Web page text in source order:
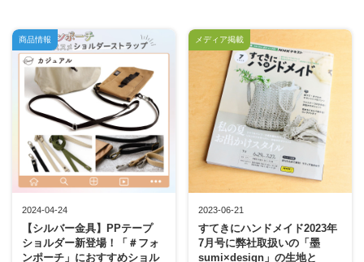
2024-04-24
【シルバー金具】PPテープ
ショルダー新登場！「＃フォ
ンポーチ」におすすめショル
商品情報
2023-06-21
すてきにハンドメイド2023年
7月号に弊社取扱いの「墨
sumi×design」の生地と
メディア掲載